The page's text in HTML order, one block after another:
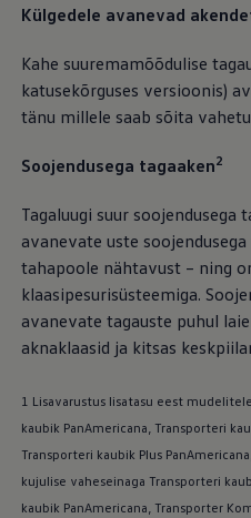
Külgedele avanevad
Kahe suuremamõõdulise
katusekõrguses versioonis)
tänu millele saab sõita
Soojendusega tagaaken2
Tagaluugi suur soojendusega
avanevate uste
tahapoole nähtavust – ning
klaasipesurisüsteemiga.
avanevate tagauste puhul
aknaklaasid ja kitsas
1 Lisavarustus lisatasu eest
kaubik PanAmericana, Transporteri
Transporteri kaubik Plus
kujulise vaheseinaga Transporteri
kaubik PanAmericana, Transporter